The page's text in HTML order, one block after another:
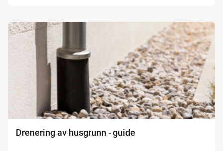
Drenering av husgrunn - guide